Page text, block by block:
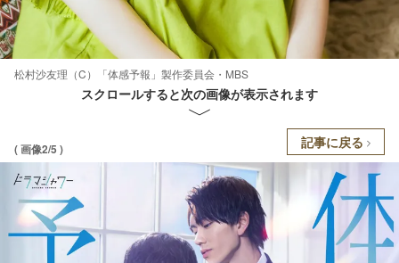
松村沙友理（C）「体感予報」製作委員会・MBS
スクロールすると次の画像が表示されます
( 画像2/5 ) 記事に戻る